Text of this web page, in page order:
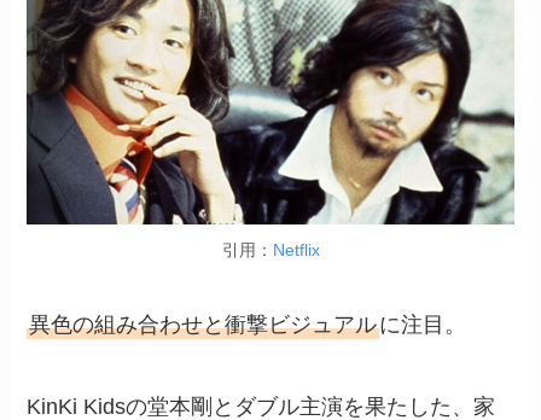
引用： Netflix
異色の組み合わせと衝撃ビジュアルに注目。
KinKi Kidsの堂本剛とダブル主演を果たした、家